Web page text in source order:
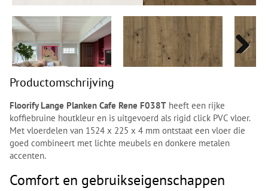
Next
Next
Productomschrijving
Floorify Lange Planken Cafe Rene F038T heeft een rijke
koffiebruine houtkleur en is uitgevoerd als rigid click PVC vloer.
Met vloerdelen van 1524 x 225 x 4 mm ontstaat een vloer die
goed combineert met lichte meubels en donkere metalen
accenten.
Comfort en gebruikseigenschappen